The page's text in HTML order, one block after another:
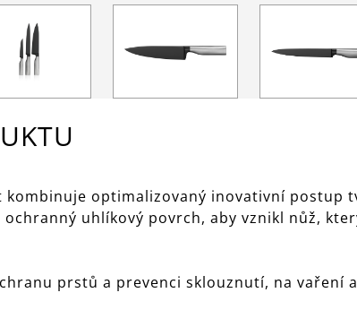
kombinuje optimalizovaný inovativní postup
uhlíkový povrch, aby vznikl nůž,
prstů a prevenci sklouznutí, na vaření